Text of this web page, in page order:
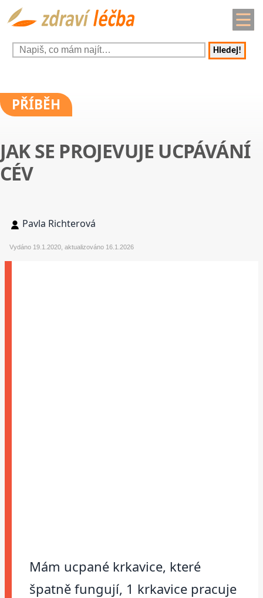
Hledej!
PŘÍBĚH
JAK SE PROJEVUJE UCPÁVÁNÍ
CÉV
Pavla Richterová
Vydáno 19.1.2020, aktualizováno 16.1.2026
Mám ucpané krkavice, které
špatně fungují, 1 krkavice pracuje